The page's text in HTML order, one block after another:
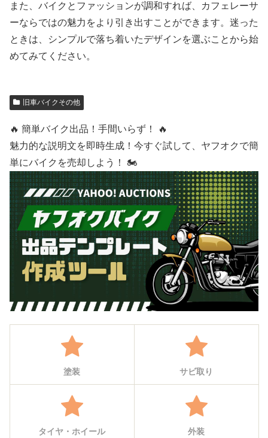
また、バイクとファッションが調和すれば、カフェレーサ
ーならではの魅力をより引き出すことができます。迷った
ときは、シンプルで落ち着いたデザインを選ぶことから始
めてみてください。
旧車バイクその他
🔥 簡単バイク出品！手間いらず！ 🔥
魅力的な説明文を即時生成！今すぐ試して、ヤフオクで簡
単にバイクを売却しよう！ 🏍️
塗装 サビ取り
タイヤ・ホイール 外装